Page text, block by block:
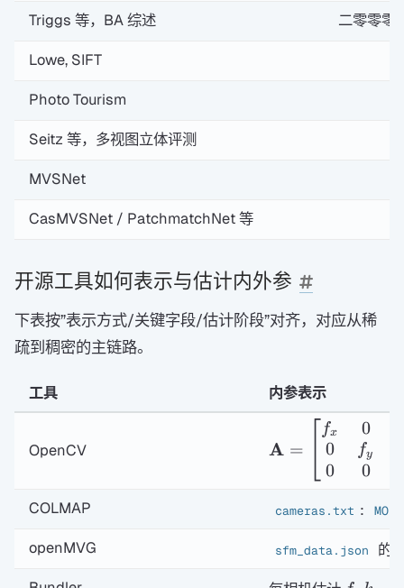
Triggs 等，BA 综述 二零零零
Lowe, SIFT
Photo Tourism
Seitz 等，多视图立体评测
MVSNet
CasMVSNet / PatchmatchNet 等
开源工具如何表示与估计内外参
下表按”表示方式/关键字段/估计阶段”对齐，对应从稀
疏到稠密的主链路。
工具 内参表示
OpenCV
\mathbf
A =
fx
0
0
0
fy
0
COLMAP cameras.txt :
openMVG sfm_data.json 的